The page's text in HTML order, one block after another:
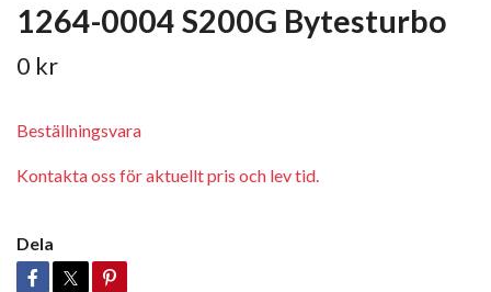
1264-0004 S200G Bytesturbo
0 kr
Beställningsvara
Kontakta oss för aktuellt pris och lev tid.
Dela